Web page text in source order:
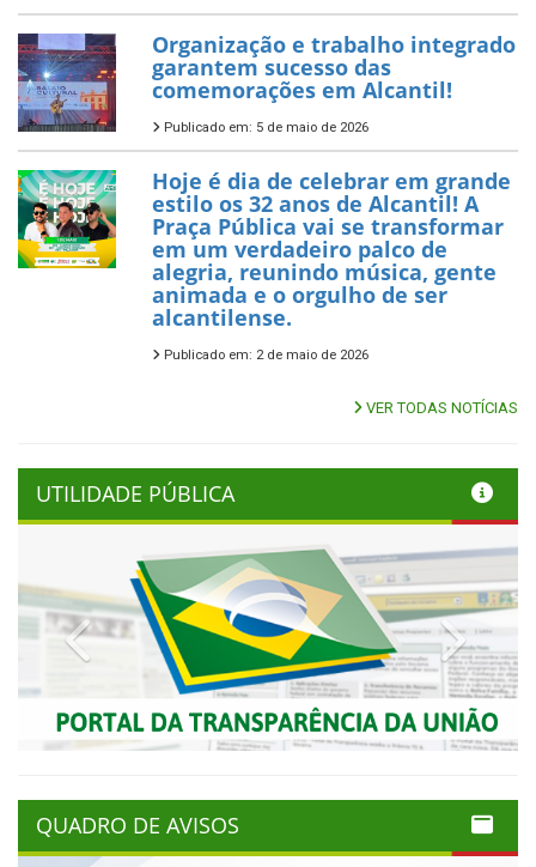
Organização e trabalho integrado
garantem sucesso das
comemorações em Alcantil!
Publicado em: 5 de maio de 2026
Hoje é dia de celebrar em grande
estilo os 32 anos de Alcantil! A
Praça Pública vai se transformar
em um verdadeiro palco de
alegria, reunindo música, gente
animada e o orgulho de ser
alcantilense.
Publicado em: 2 de maio de 2026
VER TODAS NOTÍCIAS
UTILIDADE PÚBLICA
Previous Next
QUADRO DE AVISOS